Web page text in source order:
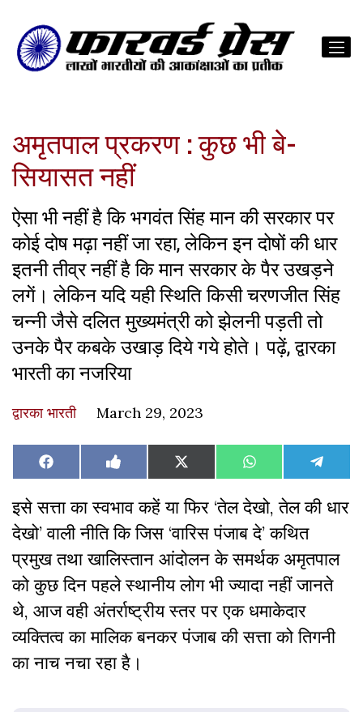
अमृतपाल प्रकरण : कुछ भी बे-
सियासत नहीं
ऐसा भी नहीं है कि भगवंत सिंह मान की सरकार पर
कोई दोष मढ़ा नहीं जा रहा, लेकिन इन दोषों की धार
इतनी तीव्र नहीं है कि मान सरकार के पैर उखड़ने
लगें। लेकिन यदि यही स्थिति किसी चरणजीत सिंह
चन्नी जैसे दलित मुख्यमंत्री को झेलनी पड़ती तो
उनके पैर कबके उखाड़ दिये गये होते। पढ़ें, द्वारका
भारती का नजरिया
द्वारका भारती March 29, 2023
Share
on
Facebook Share
on
Like
on
Facebook
Share
on
X
(Twitter)
Share
on
WhatsAppShare
on
इसे सत्ता का स्वभाव कहें या फिर ‘तेल देखो, तेल की धार
देखो’ वाली नीति कि जिस ‘वारिस पंजाब दे’ कथित
प्रमुख तथा खालिस्तान आंदोलन के समर्थक अमृतपाल
को कुछ दिन पहले स्थानीय लोग भी ज्यादा नहीं जानते
थे, आज वही अंतर्राष्ट्रीय स्तर पर एक धमाकेदार
व्यक्तित्व का मालिक बनकर पंजाब की सत्ता को तिगनी
का नाच नचा रहा है।